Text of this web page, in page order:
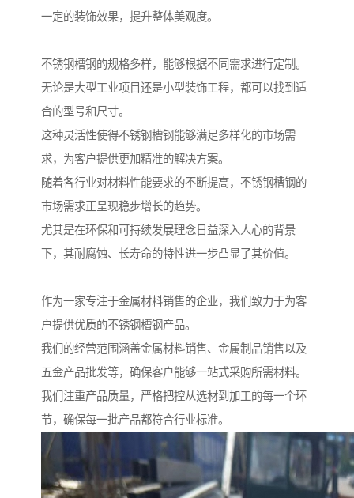
一定的装饰效果，提升整体美观度。
不锈钢槽钢的规格多样，能够根据不同需求进行定制。
无论是大型工业项目还是小型装饰工程，都可以找到适
合的型号和尺寸。
这种灵活性使得不锈钢槽钢能够满足多样化的市场需
求，为客户提供更加精准的解决方案。
随着各行业对材料性能要求的不断提高，不锈钢槽钢的
市场需求正呈现稳步增长的趋势。
尤其是在环保和可持续发展理念日益深入人心的背景
下，其耐腐蚀、长寿命的特性进一步凸显了其价值。
作为一家专注于金属材料销售的企业，我们致力于为客
户提供优质的不锈钢槽钢产品。
我们的经营范围涵盖金属材料销售、金属制品销售以及
五金产品批发等，确保客户能够一站式采购所需材料。
我们注重产品质量，严格把控从选材到加工的每一个环
节，确保每一批产品都符合行业标准。